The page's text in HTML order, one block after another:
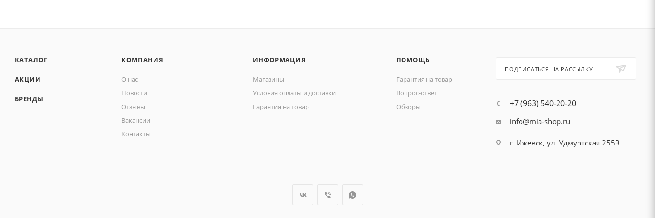
КАТАЛОГ
АКЦИИ
БРЕНДЫ
КОМПАНИЯ
О нас
Новости
Отзывы
Вакансии
Контакты
ИНФОРМАЦИЯ
Магазины
Условия оплаты и доставки
Гарантия на товар
ПОМОЩЬ
Гарантия на товар
Вопрос-ответ
Обзоры
ПОДПИСАТЬСЯ НА РАССЫЛКУ
+7 (963) 540-20-20
info@mia-shop.ru
г. Ижевск, ул. Удмуртская 255В